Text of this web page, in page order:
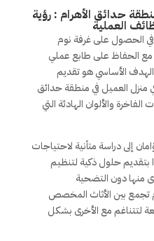
حدائق الأهرام : رؤية
العملية
في الحصول على غرفة نوم
مع الحفاظ على طابع عملي
الهدف الأساسي هو تقديم
العميل في منطقة حدائق
الفاخرة والألوان الهادئة التي
إلى دراسة متأنية لاحتياجات
حلول ذكية لتنظيم
منها دون التضحية
تجمع بين الأثاث المخصص
لتتناغم مع الأخرى بشكل